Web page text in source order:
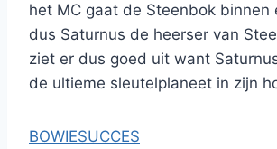
het MC gaat de Steenbok binnen
dus Saturnus de heerser van
ziet er dus goed uit want
de ultieme sleutelplaneet in zijn
BOWIESUCCES